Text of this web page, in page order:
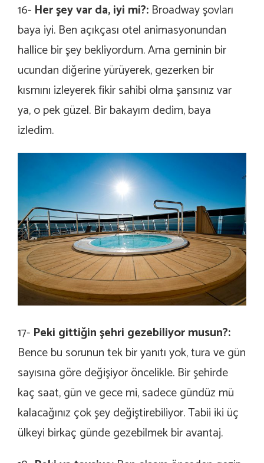
16- Her şey var da, iyi mi?: Broadway şovları
baya iyi. Ben açıkçası otel animasyonundan
hallice bir şey bekliyordum. Ama geminin bir
ucundan diğerine yürüyerek, gezerken bir
kısmını izleyerek fikir sahibi olma şansınız var
ya, o pek güzel. Bir bakayım dedim, baya
izledim.
17- Peki gittiğin şehri gezebiliyor musun?:
Bence bu sorunun tek bir yanıtı yok, tura ve gün
sayısına göre değişiyor öncelikle. Bir şehirde
kaç saat, gün ve gece mi, sadece gündüz mü
kalacağınız çok şey değiştirebiliyor. Tabii iki üç
ülkeyi birkaç günde gezebilmek bir avantaj.